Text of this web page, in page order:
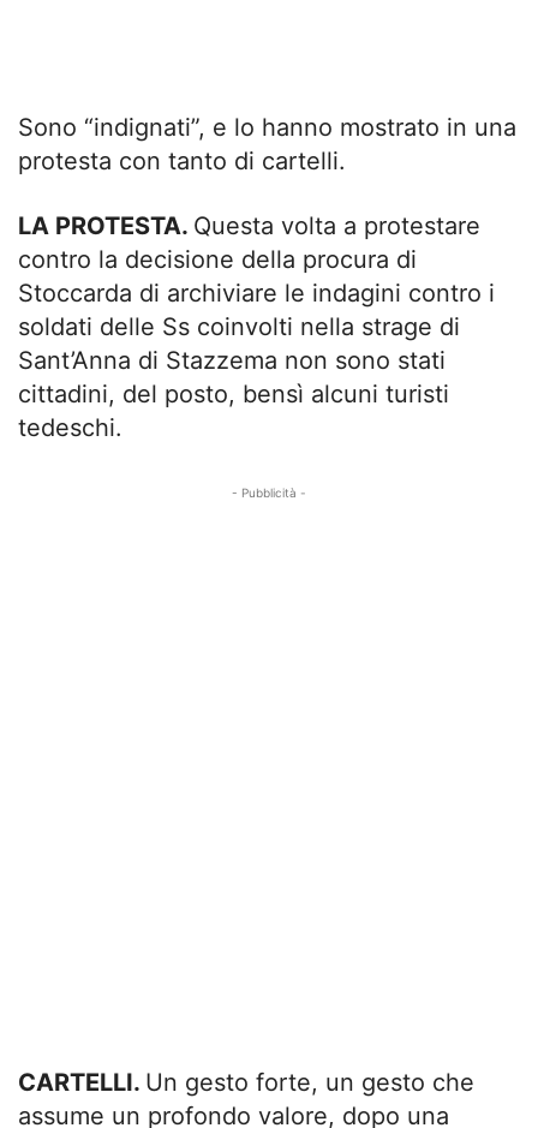
Sono “indignati”, e lo hanno mostrato in una
protesta con tanto di cartelli.
LA PROTESTA. Questa volta a protestare
contro la decisione della procura di
Stoccarda di archiviare le indagini contro i
soldati delle Ss coinvolti nella strage di
Sant’Anna di Stazzema non sono stati
cittadini, del posto, bensì alcuni turisti
tedeschi.
- Pubblicità -
CARTELLI. Un gesto forte, un gesto che
assume un profondo valore, dopo una